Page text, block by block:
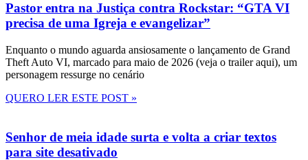
Pastor entra na Justiça contra Rockstar: “GTA VI
precisa de uma Igreja e evangelizar”
Enquanto o mundo aguarda ansiosamente o lançamento de Grand
Theft Auto VI, marcado para maio de 2026 (veja o trailer aqui), um
personagem ressurge no cenário
QUERO LER ESTE POST »
Senhor de meia idade surta e volta a criar textos
para site desativado